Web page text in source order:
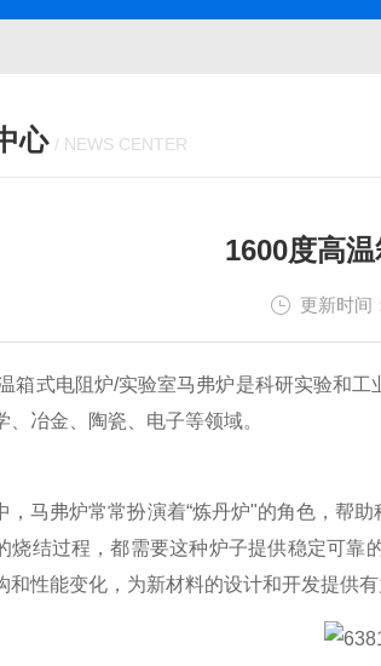
心 / NEWS CENTER
1600度高
更新时
箱式电阻炉/实验室马弗炉是科研实验和
、冶金、陶瓷、电子等领域。
，马弗炉常常扮演着“炼丹炉"的角色，帮
烧结过程，都需要这种炉子提供稳定可
和性能变化，为新材料的设计和开发提供有